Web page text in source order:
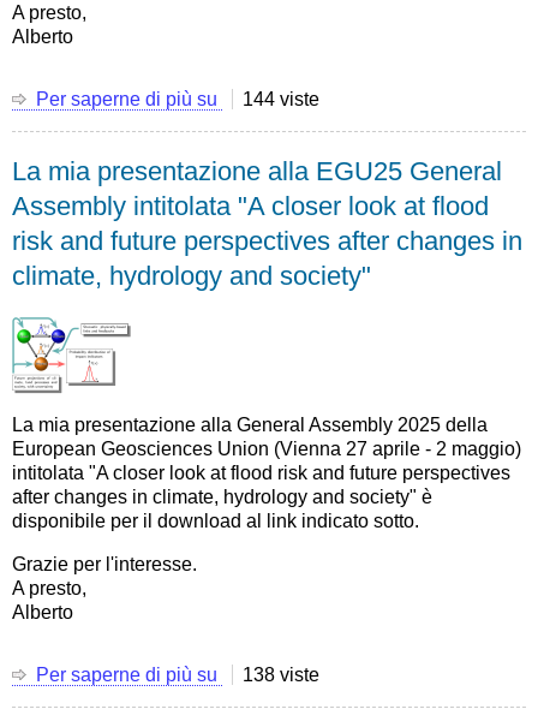
A presto,
Alberto
Per saperne di più su
alla
EGU25
General
Assembly
intitolata
"Uncertainty
BLUECAT
approach
and
software"
144 viste
La mia presentazione alla EGU25 General
Assembly intitolata "A closer look at flood
risk and future perspectives after changes in
climate, hydrology and society"
La mia presentazione alla General Assembly 2025 della
European Geosciences Union (Vienna 27 aprile - 2 maggio)
intitolata "A closer look at flood risk and future perspectives
after changes in climate, hydrology and society" è
disponibile per il download al link indicato sotto.
Grazie per l'interesse.
A presto,
Alberto
Per saperne di più su 138 viste